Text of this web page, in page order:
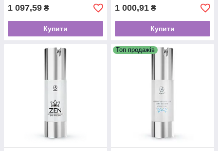
1 097,59 ₴
Купити
1 000,91 ₴
Купити
Топ продажів